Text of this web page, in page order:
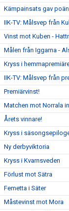
Kämpainsats gav
IIK-TV: Målsvep från
Vinst mot Kuben -
Målen från Iggarna -
Kryss i
IIK-TV: Målsvep från
Premiärvinst!
Matchen mot Norrala
Årets vinnare!
Kryss i
Ny derbyviktoria
Kryss i Kvarnsveden
Förlust mot Sätra
Femetta i Säter
Måstevinst mot Mora